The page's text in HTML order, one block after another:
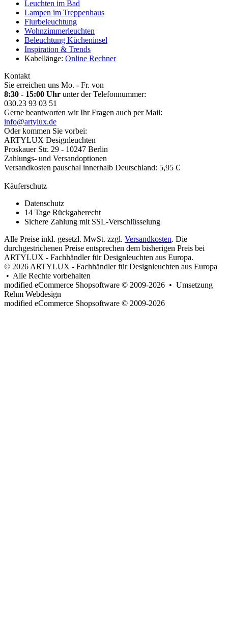
Leuchten im Bad
Lampen im Treppenhaus
Flurbeleuchtung
Wohnzimmerleuchten
Beleuchtung Kücheninsel
Inspiration & Trends
Kabellänge: Online Rechner
Kontakt
Sie erreichen uns Mo. - Fr. von
8:30 - 15:00 Uhr unter der Telefonnummer:
030.23 93 03 51
Gerne beantworten wir Ihr Fragen auch per Mail:
info@artylux.de
Oder kommen Sie vorbei:
ARTYLUX Designleuchten
Proskauer Str. 29 - 10247 Berlin
Zahlungs- und Versandoptionen
Versandkosten pauschal innerhalb Deutschland: 5,95 €
Käuferschutz
Datenschutz
14 Tage Rückgaberecht
Sichere Zahlung mit SSL-Verschlüsselung
Alle Preise inkl. gesetzl. MwSt. zzgl. Versandkosten. Die
durchgestrichenen Preise entsprechen dem bisherigen Preis bei
ARTYLUX - Fachhändler für Designleuchten aus Europa.
© 2026 ARTYLUX - Fachhändler für Designleuchten aus Europa
• Alle Rechte vorbehalten
modified eCommerce Shopsoftware © 2009-2026 • Umsetzung
Rehm Webdesign
modified eCommerce Shopsoftware © 2009-2026